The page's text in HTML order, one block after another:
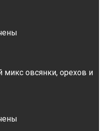
овсянки, орехов и